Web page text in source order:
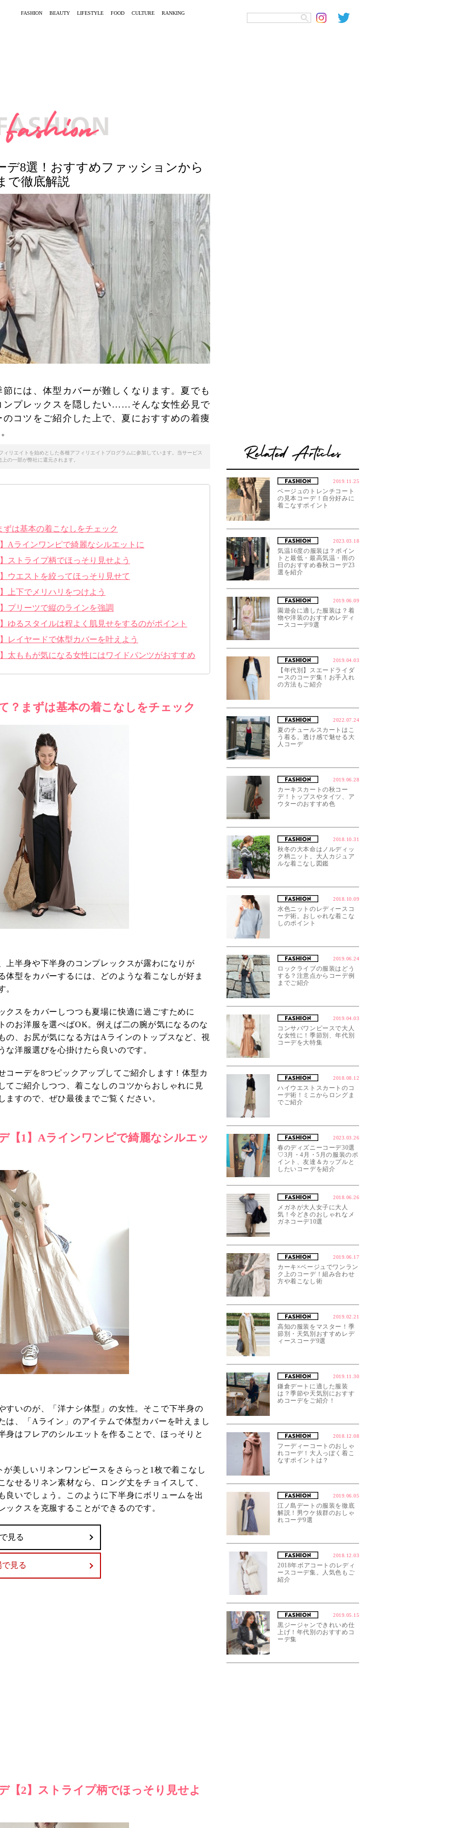
FASHION BEAUTY LIFESTYLE FOOD CULTURE RANKING
デ8選！おすすめファッションから
で徹底解説
には、体型カバーが難しくなります。夏でも
ンプレックスを隠したい……そんな女性必見で
コツをご紹介した上で、夏におすすめの着痩
ィリエイトを始めとした各種アフィリエイトプログラムに参加しています。当サービス
の一部が弊社に還元されます。
は基本の着こなしをチェック
Aラインワンピで綺麗なシルエットに
ストライプ柄でほっそり見せよう
ウエストを絞ってほっそり見せて
上下でメリハリをつけよう
プリーツで縦のラインを強調
ゆるスタイルは程よく肌見せをするのがポイント
レイヤードで体型カバーを叶えよう
太ももが気になる女性にはワイドパンツがおすすめ
？まずは基本の着こなしをチェック
上半身や下半身のコンプレックスが露わになりが
体型をカバーするには、どのような着こなしが好ま
。
クスをカバーしつつも夏場に快適に過ごすために
のお洋服を選べばOK。例えば二の腕が気になるのな
の、お尻が気になる方はAラインのトップスなど、視
な洋服選びを心掛けたら良いのです。
コーデを8つピックアップしてご紹介します！体型カ
てご紹介しつつ、着こなしのコツからおしゃれに見
ますので、ぜひ最後までご覧ください。
【1】Aラインワンピで綺麗なシルエッ
すいのが、「洋ナシ体型」の女性。そこで下半身の
は、「Aライン」のアイテムで体型カバーを叶えまし
身はフレアのシルエットを作ることで、ほっそりと
美しいリネンワンピースをさらっと1枚で着こなし
なせるリネン素材なら、ロング丈をチョイスして、
良いでしょう。このように下半身にボリュームを出
ックスを克服することができるのです。
見る
見る
【2】ストライプ柄でほっそり見せよ
2019.11.25
ベージュのトレンチコート
の見本コーデ！自分好みに
着こなすポイント
2023.03.18
気温16度の服装は？ポイン
トと最低・最高気温・雨の
日のおすすめ春秋コーデ23
選を紹介
2019.06.09
園遊会に適した服装は？着
物や洋装のおすすめレディ
ースコーデ9選
2019.04.03
【年代別】スエードライダ
ースのコーデ集！お手入れ
の方法もご紹介
2022.07.24
夏のチュールスカートはこ
う着る。透け感で魅せる大
人コーデ
2019.06.28
カーキスカートの秋コー
デ！トップスやタイツ、ア
ウターのおすすめ色
2018.10.31
秋冬の大本命はノルディッ
ク柄ニット。大人カジュア
ルな着こなし図鑑
2018.10.09
水色ニットのレディースコ
ーデ術。おしゃれな着こな
しのポイント
2019.06.24
ロックライブの服装はどう
する？注意点からコーデ例
までご紹介
2019.04.03
コンサバワンピースで大人
な女性に！季節別、年代別
コーデを大特集
2018.08.12
ハイウエストスカートのコ
ーデ術！ミニからロングま
でご紹介
2023.03.26
春のディズニーコーデ30選
♡3月・4月・5月の服装のポ
イント、友達＆カップルと
したいコーデを紹介
2018.06.26
メガネが大人女子に大人
気！今どきのおしゃれなメ
ガネコーデ10選
2019.06.17
カーキ×ベージュでワンラン
ク上のコーデ！組み合わせ
方や着こなし術
2019.02.21
高知の服装をマスター！季
節別・天気別おすすめレデ
ィースコーデ9選
2019.11.30
鎌倉デートに適した服装
は？季節や天気別におすす
めコーデをご紹介！
2018.12.08
フーディーコートのおしゃ
れコーデ！大人っぽく着こ
なすポイントは？
2019.06.05
江ノ島デートの服装を徹底
解説！男ウケ抜群のおしゃ
れコーデ9選
2018.12.03
2018年ボアコートのレディ
ースコーデ集。人気色もご
紹介
2019.05.15
黒ジージャンできれいめ仕
上げ！年代別のおすすめコ
ーデ集